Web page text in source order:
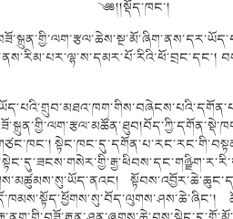
༄༅།།སྡོད་ཁང་།